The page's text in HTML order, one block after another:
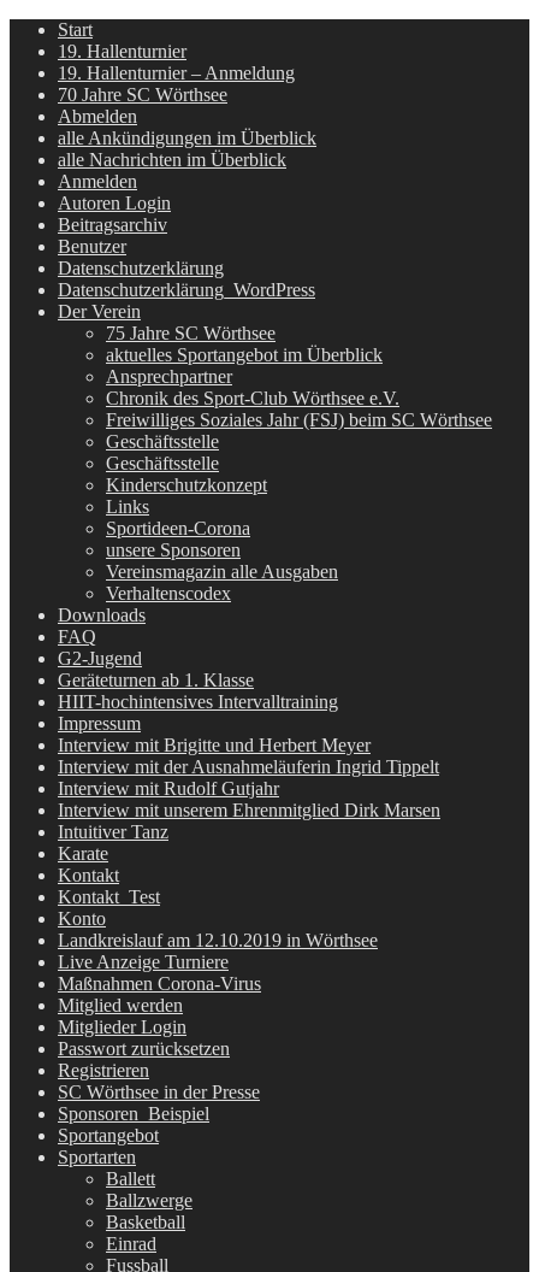
Start
19. Hallenturnier
19. Hallenturnier – Anmeldung
70 Jahre SC Wörthsee
Abmelden
alle Ankündigungen im Überblick
alle Nachrichten im Überblick
Anmelden
Autoren Login
Beitragsarchiv
Benutzer
Datenschutzerklärung
Datenschutzerklärung_WordPress
Der Verein
75 Jahre SC Wörthsee
aktuelles Sportangebot im Überblick
Ansprechpartner
Chronik des Sport-Club Wörthsee e.V.
Freiwilliges Soziales Jahr (FSJ) beim SC Wörthsee
Geschäftsstelle
Geschäftsstelle
Kinderschutzkonzept
Links
Sportideen-Corona
unsere Sponsoren
Vereinsmagazin alle Ausgaben
Verhaltenscodex
Downloads
FAQ
G2-Jugend
Geräteturnen ab 1. Klasse
HIIT-hochintensives Intervalltraining
Impressum
Interview mit Brigitte und Herbert Meyer
Interview mit der Ausnahmeläuferin Ingrid Tippelt
Interview mit Rudolf Gutjahr
Interview mit unserem Ehrenmitglied Dirk Marsen
Intuitiver Tanz
Karate
Kontakt
Kontakt_Test
Konto
Landkreislauf am 12.10.2019 in Wörthsee
Live Anzeige Turniere
Maßnahmen Corona-Virus
Mitglied werden
Mitglieder Login
Passwort zurücksetzen
Registrieren
SC Wörthsee in der Presse
Sponsoren_Beispiel
Sportangebot
Sportarten
Ballett
Ballzwerge
Basketball
Einrad
Fussball